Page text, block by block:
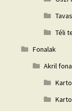
Téli
Fonalak
Akril